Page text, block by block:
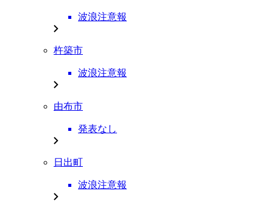
波浪注意報
杵築市
波浪注意報
由布市
発表なし
日出町
波浪注意報